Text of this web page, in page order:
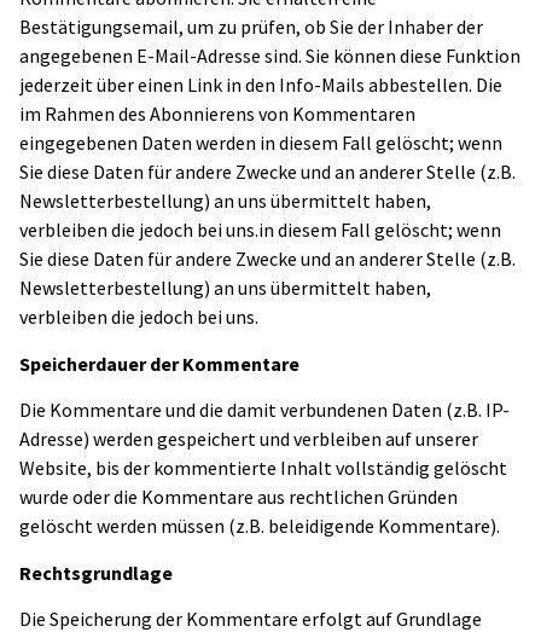
Bestätigungsemail, um zu prüfen, ob Sie der Inhaber der
angegebenen E-Mail-Adresse sind. Sie können diese Funktion
jederzeit über einen Link in den Info-Mails abbestellen. Die
im Rahmen des Abonnierens von Kommentaren
eingegebenen Daten werden in diesem Fall gelöscht; wenn
Sie diese Daten für andere Zwecke und an anderer Stelle (z.B.
Newsletterbestellung) an uns übermittelt haben,
verbleiben die jedoch bei uns.in diesem Fall gelöscht; wenn
Sie diese Daten für andere Zwecke und an anderer Stelle (z.B.
Newsletterbestellung) an uns übermittelt haben,
verbleiben die jedoch bei uns.
Speicherdauer der Kommentare
Die Kommentare und die damit verbundenen Daten (z.B. IP-
Adresse) werden gespeichert und verbleiben auf unserer
Website, bis der kommentierte Inhalt vollständig gelöscht
wurde oder die Kommentare aus rechtlichen Gründen
gelöscht werden müssen (z.B. beleidigende Kommentare).
Rechtsgrundlage
Die Speicherung der Kommentare erfolgt auf Grundlage